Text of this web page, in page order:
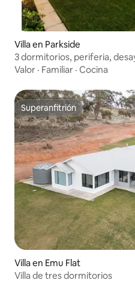
Villa en Parkside
3 dormitorios, periferia,
Valor · Familiar · Cocina
Superanfitrión
Superanfitrión
Villa en Emu Flat
Villa de tres dormitorios